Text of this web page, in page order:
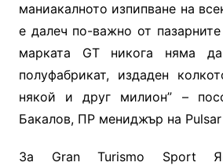
маниакалното изпипване на
е далеч по-важно от
марката GT никога няма
полуфабрикат, издаден
някой и друг милион” –
Бакалов, ПР мениджър на
За Gran Turismo Sport